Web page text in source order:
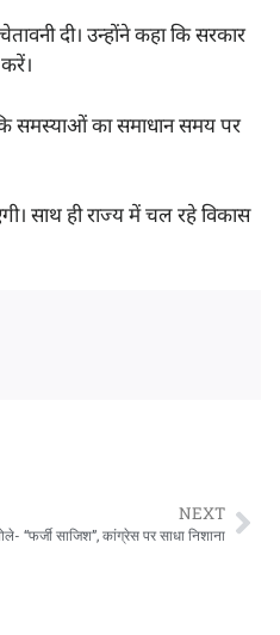
दी। उन्होंने कहा कि सरकार
कि समस्याओं का समाधान समय पर
साथ ही राज्य में चल रहे विकास
NEXT
“फर्जी साजिश”, कांग्रेस पर साधा निशाना